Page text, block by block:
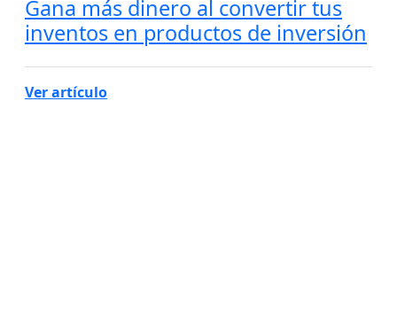
Gana más dinero al convertir tus
inventos en productos de inversión
Ver artículo